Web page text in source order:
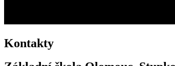
Kontakty